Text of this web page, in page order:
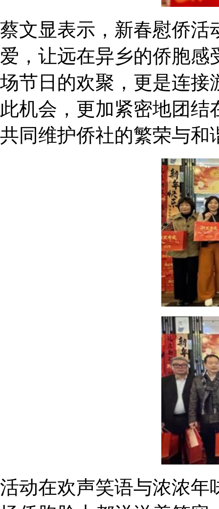
蔡文显表示，新春慰侨活
爱，让远在异乡的侨胞感
场节日的欢聚，更是连接
此机会，更加紧密地团
共同维护侨社的繁荣与和
活动在欢声笑语与浓浓年